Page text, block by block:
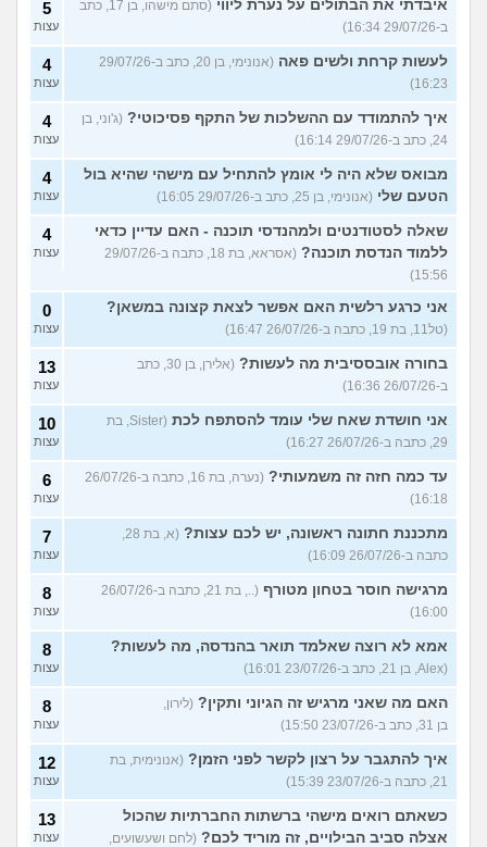
איבדתי את הבתולים על נערת ליווי
(סתם מישהו, בן 17, כתב
ב-29/07/26 16:34)
5
עצות
לעשות קרחת ולשים פאה
(אנונימי, בן 20, כתב ב-29/07/26
16:23)
4
עצות
איך להתמודד עם ההשלכות של התקף פסיכוטי? (ג'וני, בן
24, כתב ב-29/07/26 16:14)
4
עצות
מבואס שלא היה לי אומץ להתחיל עם מישהי שהיא בול
הטעם שלי (אנונימי, בן 25, כתב ב-29/07/26 16:05)
4
עצות
שאלה לסטודנטים ולמהנדסי תוכנה - האם עדיין כדאי
ללמוד הנדסת תוכנה?
(אסראא, בת 18, כתבה ב-29/07/26
15:56)
4
עצות
אני כרגע רלשית האם אפשר לצאת קצונה במשאן?
(טל11, בת 19, כתבה ב-26/07/26 16:47)
0
עצות
בחורה אובססיבית מה לעשות?
(אלירן, בן 30, כתב
ב-26/07/26 16:36)
13
עצות
אני חושדת שאח שלי עומד להסתפח לכת
(Sister, בת
29, כתבה ב-26/07/26 16:27)
10
עצות
עד כמה חזה זה משמעותי?
(נערה, בת 16, כתבה ב-26/07/26
16:18)
6
עצות
מתכננת חתונה ראשונה, יש לכם עצות?
כתבה ב-26/07/26 16:09)
7
עצות
מרגישה חוסר בטחון מטורף
(.., בת 21, כתבה ב-26/07/26
16:00)
8
עצות
אמא לא רוצה שאלמד תואר בהנדסה, מה לעשות?
(Alex, בן 21, כתב ב-23/07/26 16:01)
8
עצות
האם מה שאני מרגיש זה הגיוני ותקין? (לירון,
בן 31, כתב ב-23/07/26 15:50)
8
עצות
איך להתגבר על רצון לקשר לפני הזמן? (אנונימית, בת
21, כתבה ב-23/07/26 15:39)
12
עצות
כשאתם רואים מישהי ברשתות החברתיות שהכול
אצלה סביב הבילויים, זה מוריד לכם? (לחם ושעשועים,
13
עצות